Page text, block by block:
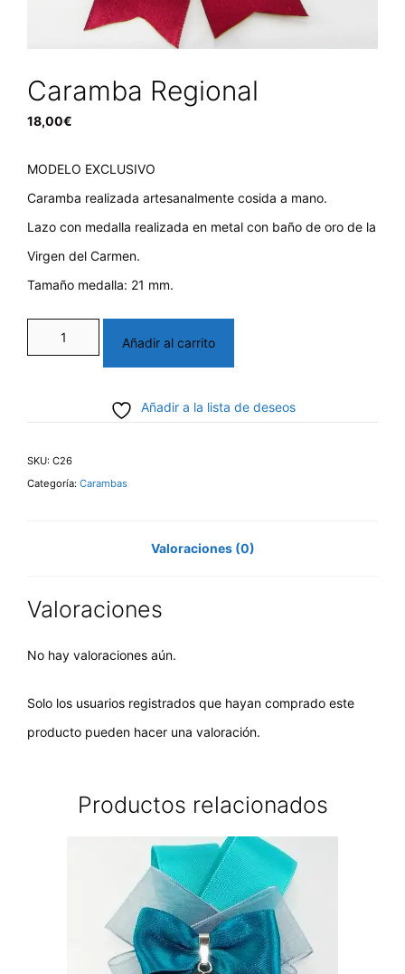
Caramba Regional
18,00€
MODELO EXCLUSIVO
Caramba realizada artesanalmente cosida a mano.
Lazo con medalla realizada en metal con baño de oro de la
Virgen del Carmen.
Tamaño medalla: 21 mm.
Caramba
Regional
Añadir al carrito
Añadir a la lista de deseos
SKU: C26
Categoría: Carambas
Valoraciones (0)
Valoraciones
No hay valoraciones aún.
Solo los usuarios registrados que hayan comprado este
producto pueden hacer una valoración.
Productos relacionados